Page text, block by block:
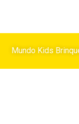
Mundo Kids